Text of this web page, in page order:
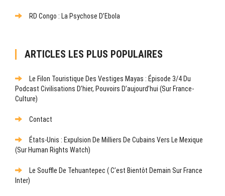
RD Congo : La Psychose D’Ebola
ARTICLES LES PLUS POPULAIRES
Le Filon Touristique Des Vestiges Mayas : Épisode 3/4 Du
Podcast Civilisations D’hier, Pouvoirs D’aujourd’hui (sur France-
Culture)
Contact
États-Unis : Expulsion De Milliers De Cubains Vers Le Mexique
(sur Human Rights Watch)
Le Souffle De Tehuantepec ( C’est Bientôt Demain Sur France
Inter)